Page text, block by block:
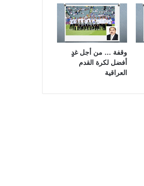
وقفة … من أجل غدٍ
أفضل لكرة القدم
العراقية